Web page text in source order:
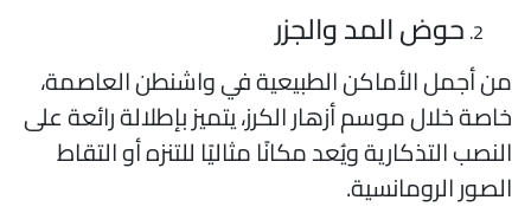
حوض المد والجزر
أجمل الأماكن الطبيعية في واشنطن العاصمة،
خلال موسم أزهار الكرز، يتميز بإطلالة رائعة على
التذكارية ويُعد مكانًا مثاليًا للتنزه أو التقاط
الرومانسية.